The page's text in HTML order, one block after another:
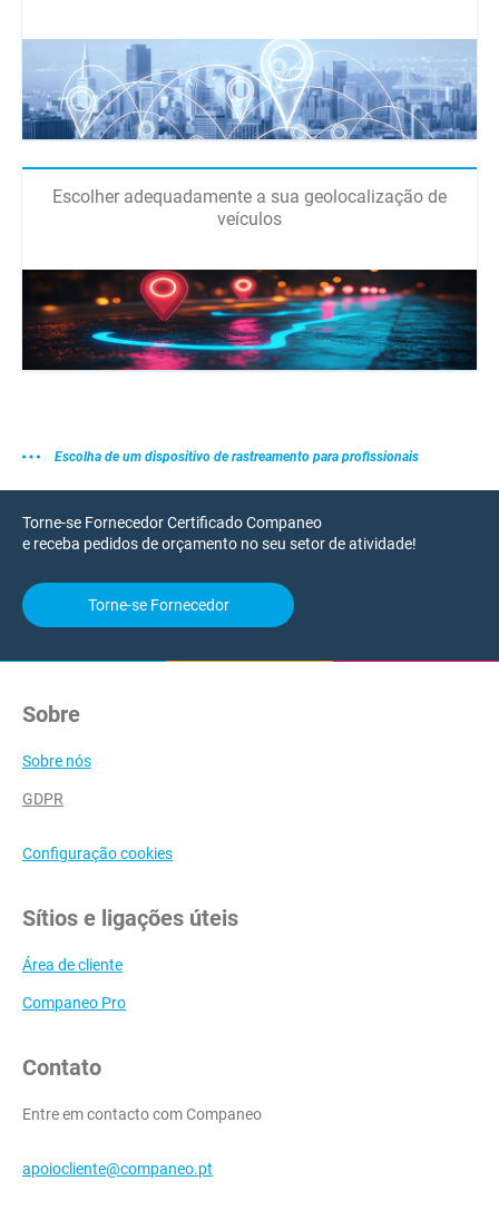
Escolher adequadamente a sua geolocalização de
veículos
Escolha de um dispositivo de rastreamento para profissionais
Torne-se Fornecedor Certificado Companeo
e receba pedidos de orçamento no seu setor de atividade!
Torne-se Fornecedor
Sobre
Sobre nós
GDPR
Configuração cookies
Sítios e ligações úteis
Área de cliente
Companeo Pro
Contato
Entre em contacto com Companeo
apoiocliente@companeo.pt